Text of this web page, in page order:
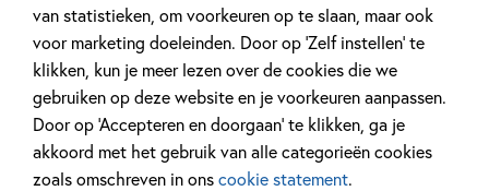
van statistieken, om voorkeuren op te slaan, maar ook
voor marketing doeleinden. Door op ‘Zelf instellen’ te
klikken, kun je meer lezen over de cookies die we
gebruiken op deze website en je voorkeuren aanpassen.
Door op ‘Accepteren en doorgaan’ te klikken, ga je
akkoord met het gebruik van alle categorieën cookies
zoals omschreven in onscookie statement.
Meer van deze auteur